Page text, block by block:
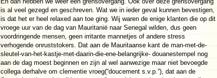
is al veel gezegd en geschreven. Wat we in ieder geval kunnen bevestigen,
is dat het er heel relaxed aan toe ging. Wij waren de enige klanten die op dit
vroege uur van de dag van Mauritanië naar Senegal wilden, dus geen
voordringende mensen, geen irritante mannetjes of andere stress
verhogende onruststokers. Dat aan de Mauritaanse kant de man-met-de-
sleutel-van-het-kastje-met-daarin-die-ene-belangrijke- douanestempel nog
aan de dag moest beginnen en zijn al wel aanwezige maar niet bevoegde
collega derhalve om clementie vroeg(“doucement s.v.p.”), dat aan de